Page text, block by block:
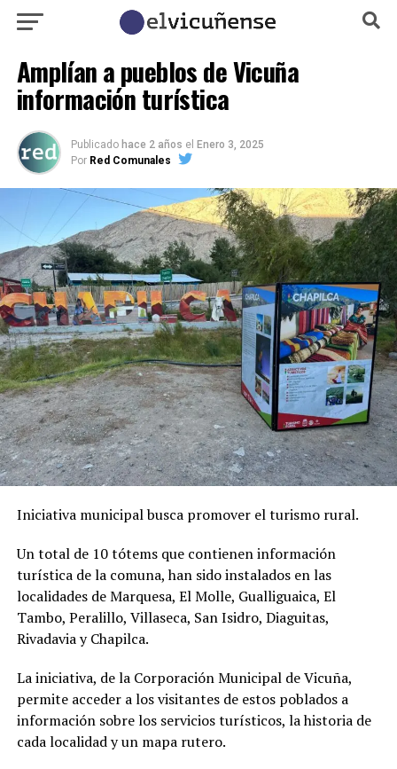
Amplían a pueblos de Vicuña
información turística
Publicado hace 2 años el Enero 3, 2025
Por Red Comunales
Iniciativa municipal busca promover el turismo rural.
Un total de 10 tótems que contienen información
turística de la comuna, han sido instalados en las
localidades de Marquesa, El Molle, Gualliguaica, El
Tambo, Peralillo, Villaseca, San Isidro, Diaguitas,
Rivadavia y Chapilca.
La iniciativa, de la Corporación Municipal de Vicuña,
permite acceder a los visitantes de estos poblados a
información sobre los servicios turísticos, la historia de
cada localidad y un mapa rutero.